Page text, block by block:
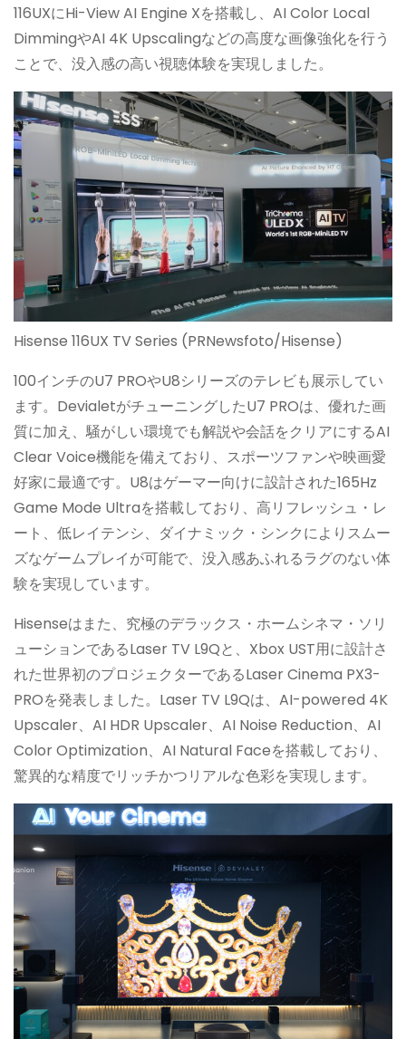
116UXにHi-View AI Engine Xを搭載し、AI Color Local
DimmingやAI 4K Upscalingなどの高度な画像強化を行う
ことで、没入感の高い視聴体験を実現しました。
Hisense 116UX TV Series (PRNewsfoto/Hisense)
100インチのU7 PROやU8シリーズのテレビも展示してい
ます。DevialetがチューニングしたU7 PROは、優れた画
質に加え、騒がしい環境でも解説や会話をクリアにするAI
Clear Voice機能を備えており、スポーツファンや映画愛
好家に最適です。U8はゲーマー向けに設計された165Hz
Game Mode Ultraを搭載しており、高リフレッシュ・レ
ート、低レイテンシ、ダイナミック・シンクによりスムー
ズなゲームプレイが可能で、没入感あふれるラグのない体
験を実現しています。
Hisenseはまた、究極のデラックス・ホームシネマ・ソリ
ューションであるLaser TV L9Qと、Xbox UST用に設計さ
れた世界初のプロジェクターであるLaser Cinema PX3-
PROを発表しました。Laser TV L9Qは、AI-powered 4K
Upscaler、AI HDR Upscaler、AI Noise Reduction、AI
Color Optimization、AI Natural Faceを搭載しており、
驚異的な精度でリッチかつリアルな色彩を実現します。